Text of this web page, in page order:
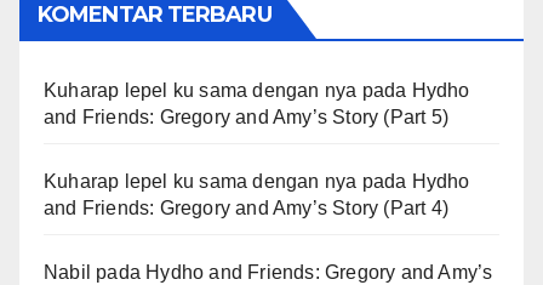
KOMENTAR TERBARU
Kuharap lepel ku sama dengan nya pada Hydho
and Friends: Gregory and Amy’s Story (Part 5)
Kuharap lepel ku sama dengan nya pada Hydho
and Friends: Gregory and Amy’s Story (Part 4)
Nabil pada Hydho and Friends: Gregory and Amy’s